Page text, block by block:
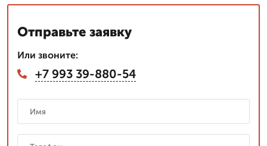
Отправьте заявку
Или звоните:
+7 993 39-880-54